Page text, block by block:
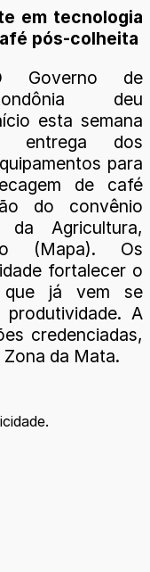
em tecnologia
pós-colheita
Governo de
deu
esta semana
entrega dos
para
de café
do convênio
Agricultura,
(Mapa). Os
fortalecer o
que já vem se
A
credenciadas,
da Mata.